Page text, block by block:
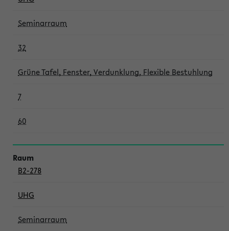
Seminarraum
32
Grüne Tafel, Fenster, Verdunklung, Flexible Bestuhlung
7
60
B2-278
UHG
Seminarraum